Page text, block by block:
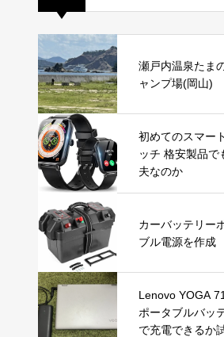
瀬戸内温泉たま
ャンプ場(岡山)
初めてのスマー
ッチ 格安製品で
夫なのか
カーバッテリー
ブル電源を作成
Lenovo YOGA
ポータブルバッ
で充電できるか